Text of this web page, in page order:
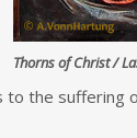
Thorns of Christ /
to the